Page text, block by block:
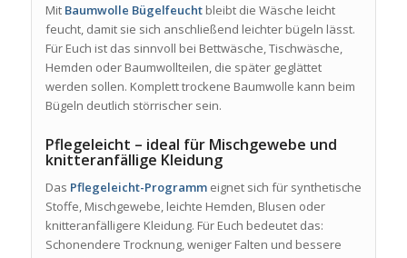
Mit Baumwolle Bügelfeuchtbleibt die Wäsche leicht
feucht, damit sie sich anschließend leichter bügeln lässt.
Für Euch ist das sinnvoll bei Bettwäsche, Tischwäsche,
Hemden oder Baumwollteilen, die später geglättet
werden sollen. Komplett trockene Baumwolle kann beim
Bügeln deutlich störrischer sein.
Pflegeleicht – ideal für Mischgewebe und
knitteranfällige Kleidung
Das Pflegeleicht-Programmeignet sich für synthetische
Stoffe, Mischgewebe, leichte Hemden, Blusen oder
knitteranfälligere Kleidung. Für Euch bedeutet das:
Schonendere Trocknung, weniger Falten und bessere